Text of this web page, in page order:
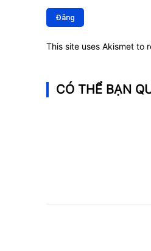
luận:
This site uses Akismet to
CÓ THỂ BẠN